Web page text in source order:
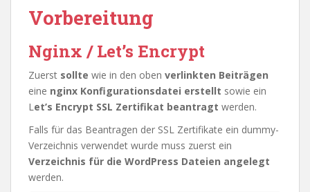
Vorbereitung
Nginx / Let’s Encrypt
Zuerst sollte wie in den oben verlinkten Beiträgen
eine nginx Konfigurationsdatei erstellt sowie ein
L et’s Encrypt SSL Zertifikat beantragt werden.
Falls für das Beantragen der SSL Zertifikate ein dummy-
Verzeichnis verwendet wurde muss zuerst ein
Verzeichnis für die WordPress Dateien angelegt
werden.